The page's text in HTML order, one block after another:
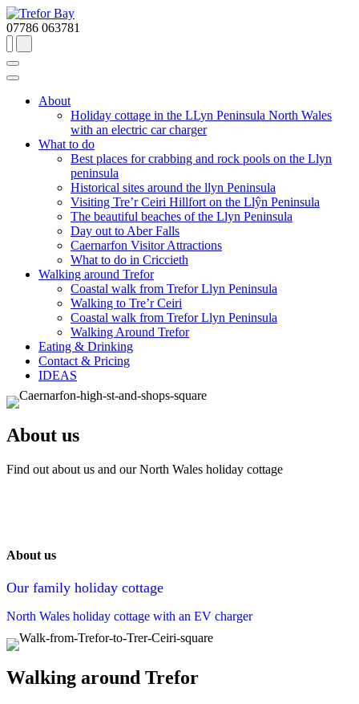
07786 063781
About
Holiday cottage in the LLyn Peninsula North Wales
with an electric car charger
What to do
Best places for crabbing and rock pools on the Llyn
peninsula
Historical sites around the llyn Peninsula
Visiting Tre’r Ceiri Hillfort on the Llŷn Peninsula
The beautiful beaches of the Llyn Peninsula
Day out to Aber Falls
Caernarfon Visitor Attractions
What to do in Criccieth
Walking around Trefor
Coastal walk from Trefor Llyn Peninsula
Walking to Tre’r Ceiri
Coastal walk from Trefor Llyn Peninsula
Walking Around Trefor
Eating & Drinking
Contact & Pricing
IDEAS
About us
Find out about us and our North Wales holiday cottage
About us
Our family holiday cottage
North Wales holiday cottage with an EV charger
Walking around Trefor